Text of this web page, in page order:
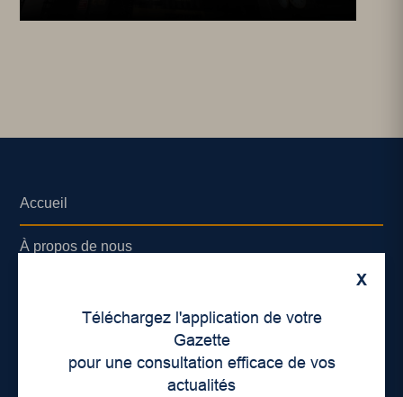
X
Téléchargez l'application de votre
Gazette
pour une consultation efficace de vos
actualités
Accueil
À propos de nous
Lieux de distribution